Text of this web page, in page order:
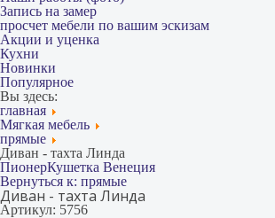
Запись на замер
просчет мебели по вашим эскизам
Акции и уценка
Кухни
Новинки
Популярное
Вы здесь:
главная
Мягкая мебель
прямые
Диван - тахта Линда
ПионерКушетка Венеция
Вернуться к: прямые
Диван - тахта Линда
Артикул: 5756